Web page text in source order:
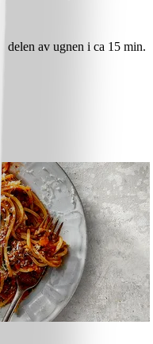
delen av ugnen i ca 15 min.